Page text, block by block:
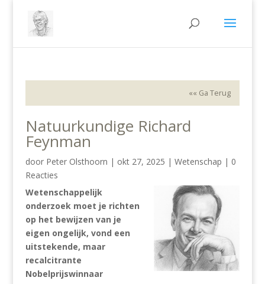
«« Ga Terug
Natuurkundige Richard
Feynman
door Peter Olsthoorn | okt 27, 2025 | Wetenschap | 0
Reacties
Wetenschappelijk
onderzoek moet je richten
op het bewijzen van je
eigen ongelijk, vond een
uitstekende, maar
recalcitrante
Nobelprijswinnaar